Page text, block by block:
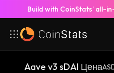
Build with CoinStats’ all-
Aave v3 sDAI Цена